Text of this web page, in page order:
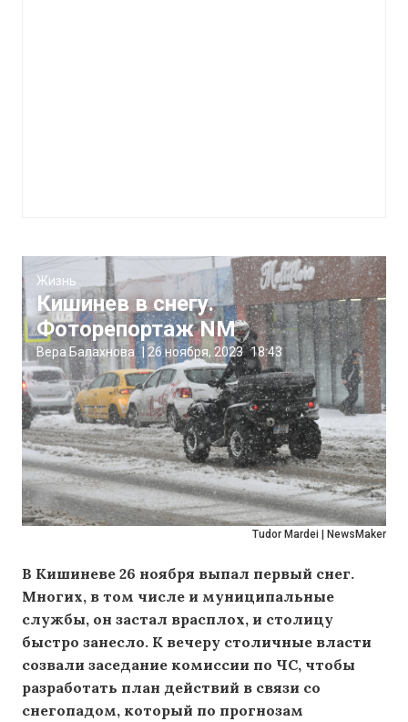
Tudor Mardei | NewsMaker
Жизнь
Кишинев в снегу.
Фоторепортаж NM
Вера Балахнова | 26 ноября, 2023 18:43
В Кишиневе 26 ноября выпал первый снег.
Многих, в том числе и муниципальные
службы, он застал врасплох, и столицу
быстро занесло. К вечеру столичные власти
созвали заседание комиссии по ЧС, чтобы
разработать план действий в связи со
снегопадом, который по прогнозам